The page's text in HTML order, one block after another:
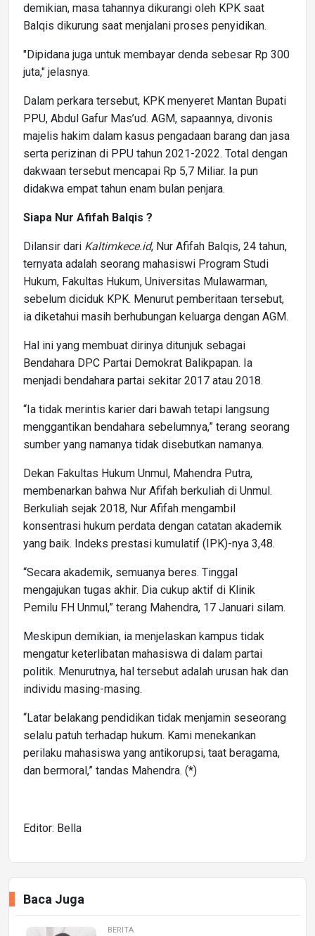
demikian, masa tahannya dikurangi oleh KPK saat
Balqis dikurung saat menjalani proses penyidikan.
"Dipidana juga untuk membayar denda sebesar Rp 300
juta," jelasnya.
Dalam perkara tersebut, KPK menyeret Mantan Bupati
PPU, Abdul Gafur Mas’ud. AGM, sapaannya, divonis
majelis hakim dalam kasus pengadaan barang dan jasa
serta perizinan di PPU tahun 2021-2022. Total dengan
dakwaan tersebut mencapai Rp 5,7 Miliar. Ia pun
didakwa empat tahun enam bulan penjara.
Siapa Nur Afifah Balqis ?
Dilansir dari Kaltimkece.id, Nur Afifah Balqis, 24 tahun,
ternyata adalah seorang mahasiswi Program Studi
Hukum, Fakultas Hukum, Universitas Mulawarman,
sebelum diciduk KPK. Menurut pemberitaan tersebut,
ia diketahui masih berhubungan keluarga dengan AGM.
Hal ini yang membuat dirinya ditunjuk sebagai
Bendahara DPC Partai Demokrat Balikpapan. Ia
menjadi bendahara partai sekitar 2017 atau 2018.
“Ia tidak merintis karier dari bawah tetapi langsung
menggantikan bendahara sebelumnya,” terang seorang
sumber yang namanya tidak disebutkan namanya.
Dekan Fakultas Hukum Unmul, Mahendra Putra,
membenarkan bahwa Nur Afifah berkuliah di Unmul.
Berkuliah sejak 2018, Nur Afifah mengambil
konsentrasi hukum perdata dengan catatan akademik
yang baik. Indeks prestasi kumulatif (IPK)-nya 3,48.
“Secara akademik, semuanya beres. Tinggal
mengajukan tugas akhir. Dia cukup aktif di Klinik
Pemilu FH Unmul,” terang Mahendra, 17 Januari silam.
Meskipun demikian, ia menjelaskan kampus tidak
mengatur keterlibatan mahasiswa di dalam partai
politik. Menurutnya, hal tersebut adalah urusan hak dan
individu masing-masing.
“Latar belakang pendidikan tidak menjamin seseorang
selalu patuh terhadap hukum. Kami menekankan
perilaku mahasiswa yang antikorupsi, taat beragama,
dan bermoral,” tandas Mahendra. (*)
Editor: Bella
Baca Juga
BERITA